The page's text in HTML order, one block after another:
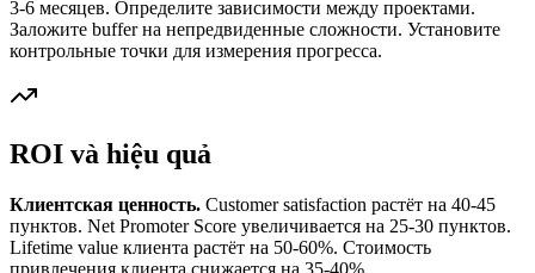
3-6 месяцев. Определите зависимости между проектами.
Заложите buffer на непредвиденные сложности. Установите
контрольные точки для измерения прогресса.
ROI và hiệu quả
Клиентская ценность. Customer satisfaction растёт на 40-45
пунктов. Net Promoter Score увеличивается на 25-30 пунктов.
Lifetime value клиента растёт на 50-60%. Стоимость
привлечения клиента снижается на 35-40%.